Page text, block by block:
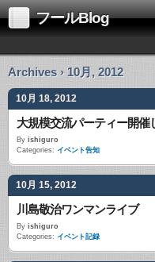
フールBlog
Archives › 10月, 2012
10月 18, 2012
大規模交流パーティー開催
By ishiguro
Categories: イベント告知
10月 15, 2012
川島敬治ワンマンライブ
By ishiguro
Categories: イベント記録